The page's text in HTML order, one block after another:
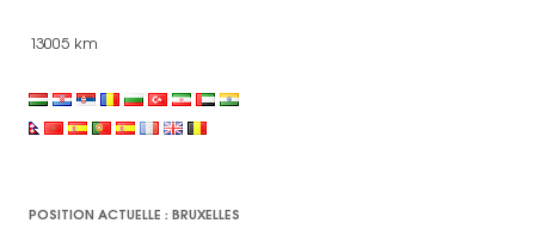
13005 km
POSITION ACTUELLE : BRUXELLES